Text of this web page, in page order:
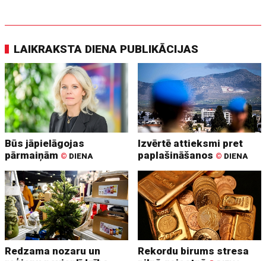
LAIKRAKSTA DIENA PUBLIKĀCIJAS
Būs jāpielāgojas
pārmaiņām © DIENA
Izvērtē attieksmi pret
paplašināšanos © DIENA
Redzama nozaru un
Rekordu birums stresa